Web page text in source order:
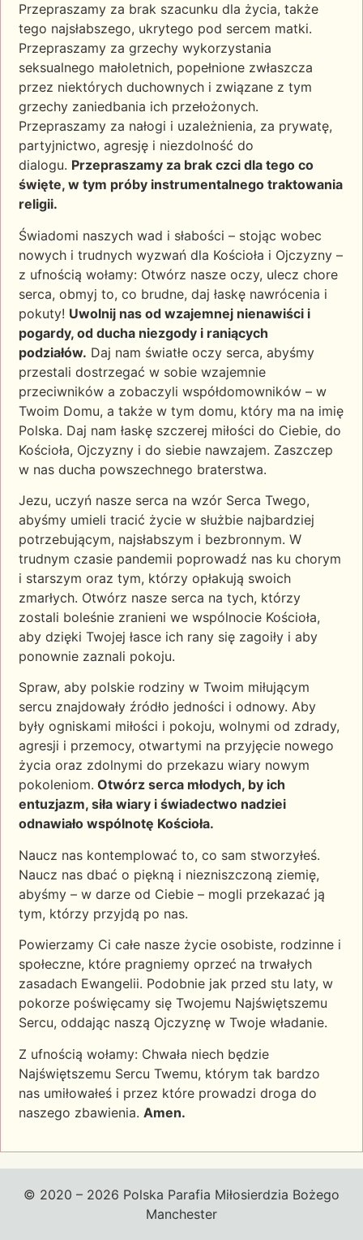
Przepraszamy za brak szacunku dla życia, także
tego najsłabszego, ukrytego pod sercem matki.
Przepraszamy za grzechy wykorzystania
seksualnego małoletnich, popełnione zwłaszcza
przez niektórych duchownych i związane z tym
grzechy zaniedbania ich przełożonych.
Przepraszamy za nałogi i uzależnienia, za prywatę,
partyjnictwo, agresję i niezdolność do
dialogu. Przepraszamy za brak czci dla tego co
święte, w tym próby instrumentalnego traktowania
religii.
Świadomi naszych wad i słabości – stojąc wobec
nowych i trudnych wyzwań dla Kościoła i Ojczyzny –
z ufnością wołamy: Otwórz nasze oczy, ulecz chore
serca, obmyj to, co brudne, daj łaskę nawrócenia i
pokuty! Uwolnij nas od wzajemnej nienawiści i
pogardy, od ducha niezgody i raniących
podziałów. Daj nam światłe oczy serca, abyśmy
przestali dostrzegać w sobie wzajemnie
przeciwników a zobaczyli współdomowników – w
Twoim Domu, a także w tym domu, który ma na imię
Polska. Daj nam łaskę szczerej miłości do Ciebie, do
Kościoła, Ojczyzny i do siebie nawzajem. Zaszczep
w nas ducha powszechnego braterstwa.
Jezu, uczyń nasze serca na wzór Serca Twego,
abyśmy umieli tracić życie w służbie najbardziej
potrzebującym, najsłabszym i bezbronnym. W
trudnym czasie pandemii poprowadź nas ku chorym
i starszym oraz tym, którzy opłakują swoich
zmarłych. Otwórz nasze serca na tych, którzy
zostali boleśnie zranieni we wspólnocie Kościoła,
aby dzięki Twojej łasce ich rany się zagoiły i aby
ponownie zaznali pokoju.
Spraw, aby polskie rodziny w Twoim miłującym
sercu znajdowały źródło jedności i odnowy. Aby
były ogniskami miłości i pokoju, wolnymi od zdrady,
agresji i przemocy, otwartymi na przyjęcie nowego
życia oraz zdolnymi do przekazu wiary nowym
pokoleniom. Otwórz serca młodych, by ich
entuzjazm, siła wiary i świadectwo nadziei
odnawiało wspólnotę Kościoła.
Naucz nas kontemplować to, co sam stworzyłeś.
Naucz nas dbać o piękną i niezniszczoną ziemię,
abyśmy – w darze od Ciebie – mogli przekazać ją
tym, którzy przyjdą po nas.
Powierzamy Ci całe nasze życie osobiste, rodzinne i
społeczne, które pragniemy oprzeć na trwałych
zasadach Ewangelii. Podobnie jak przed stu laty, w
pokorze poświęcamy się Twojemu Najświętszemu
Sercu, oddając naszą Ojczyznę w Twoje władanie.
Z ufnością wołamy: Chwała niech będzie
Najświętszemu Sercu Twemu, którym tak bardzo
nas umiłowałeś i przez które prowadzi droga do
naszego zbawienia. Amen.
© 2020 – 2026 Polska Parafia Miłosierdzia Bożego
Manchester